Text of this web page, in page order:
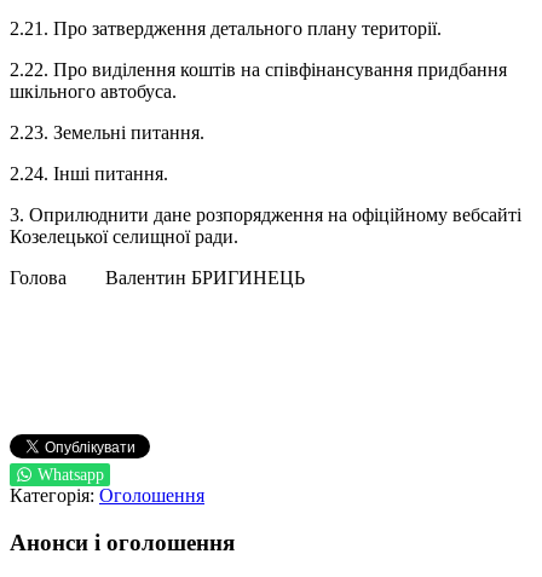
2.21. Про затвердження детального плану території.
2.22. Про виділення коштів на співфінансування придбання
шкільного автобуса.
2.23. Земельні питання.
2.24. Інші питання.
3. Оприлюднити дане розпорядження на офіційному вебсайті
Козелецької селищної ради.
Голова Валентин БРИГИНЕЦЬ
Whatsapp
Категорія: Оголошення
Анонси і оголошення